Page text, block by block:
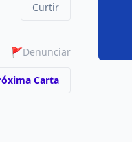
Curtir
🚩Denunciar
Carta